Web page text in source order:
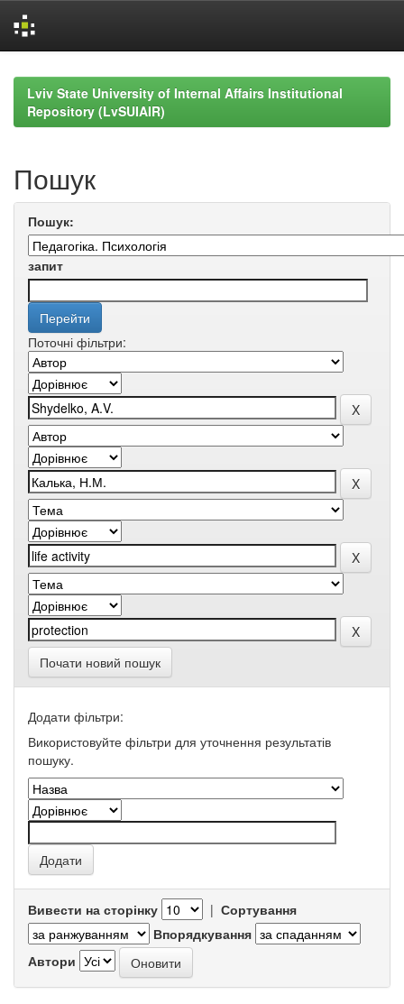
navigationLviv State University of Internal Affairs Institutional
Repository (LvSUIAIR)
Пошук
Пошук:
запит
Поточні фільтри:
Почати новий пошук
Додати фільтри:
Використовуйте фільтри для уточнення результатів
пошуку.
Вивести на сторінку | Сортування
Впорядкування
Автори